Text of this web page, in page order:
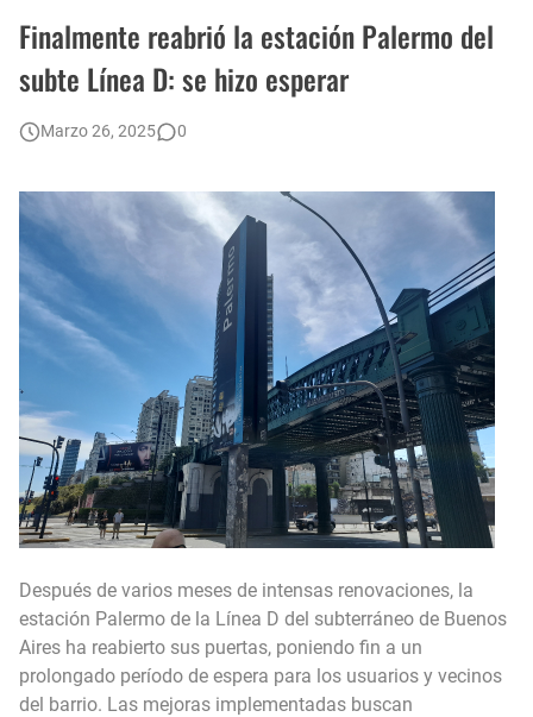
Finalmente reabrió la estación Palermo del
subte Línea D: se hizo esperar
Marzo 26, 2025 0
Después de varios meses de intensas renovaciones, la
estación Palermo de la Línea D del subterráneo de Buenos
Aires ha reabierto sus puertas, poniendo fin a un
prolongado período de espera para los usuarios y vecinos
del barrio. Las mejoras implementadas buscan